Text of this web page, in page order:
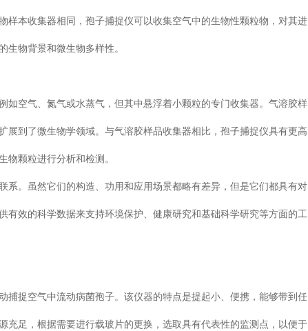
样本收集器相同，孢子捕捉仪可以收集空气中的生物性颗粒物，对其进
生物背景和微生物多样性。
如空气、氮气或水蒸气，但其中悬浮着小颗粒的专门收集器。气溶胶样
展到了微生物学领域。与气溶胶样品收集器相比，孢子捕捉仪具有更高
物颗粒进行分析和检测。
系。虽然它们的构造、功用和应用场景都略有差异，但是它们都具有对
有效的科学数据来支持环境保护、健康研究和基础科学研究等方面的工
捕捉空气中流动病菌孢子。该仪器的特点是提起小、便携，能够带到任
充足，根据需要进行载玻片的更换，选取具有代表性的监测点，以便于